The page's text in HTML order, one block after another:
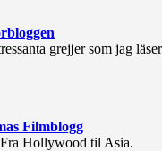
grejjer som jag
Filmblogg
Hollywood til Asia.